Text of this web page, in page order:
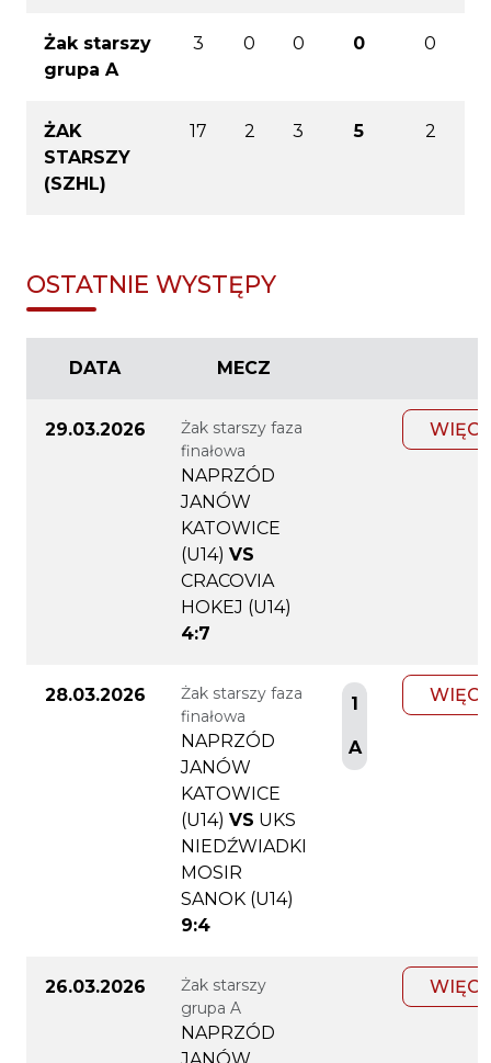
Żak starszy
grupa A
3 0 0 0 0
ŻAK
STARSZY
(SZHL)
17 2 3 5 2
OSTATNIE WYSTĘPY
DATA MECZ
29.03.2026
Żak starszy faza
finałowa
NAPRZÓD
JANÓW
KATOWICE
(U14) VS
CRACOVIA
HOKEJ (U14)
4:7
28.03.2026
Żak starszy faza
finałowa
NAPRZÓD
JANÓW
KATOWICE
(U14) VS UKS
NIEDŹWIADKI
MOSIR
SANOK (U14)
9:4
1
A
26.03.2026
Żak starszy
grupa A
NAPRZÓD